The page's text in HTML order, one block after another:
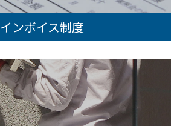
インボイス制度